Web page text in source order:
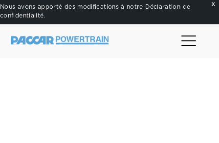
X
Nous avons apporté des modifications à notre Déclaration de
confidentialité.
.